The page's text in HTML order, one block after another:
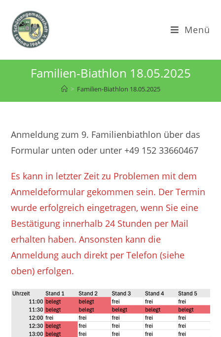
Inhalt
springen
Menü
Familien-Biathlon 18.05.2025
> Familien-Biathlon 18.05.2025
Anmeldung zum 9. Familienbiathlon über das
Formular unten oder unter +49 152 33660467
Es kann in letzter Zeit zu Problemen mit dem
Anmeldeformular gekommen sein. Der Termin
wurde erfolgreich eingetragen, wenn Sie eine
Bestätigung innerhalb 24 Stunden per Mail
erhalten haben. Ansonsten kann die
Anmeldung auch direkt per Telefon (siehe
oben) erfolgen.